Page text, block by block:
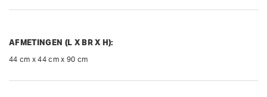
AFMETINGEN (L X BR X H):
44 cm x 44 cm x 90 cm